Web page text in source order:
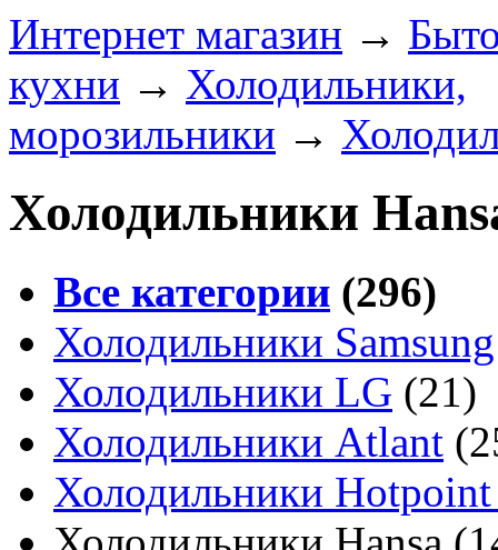
Интернет магазин →
кухни → Холодильники,
морозильники →
Холодильники
Все категории (296)
Холодильники Samsung
Холодильники LG (21)
Холодильники Atlant
Холодильники